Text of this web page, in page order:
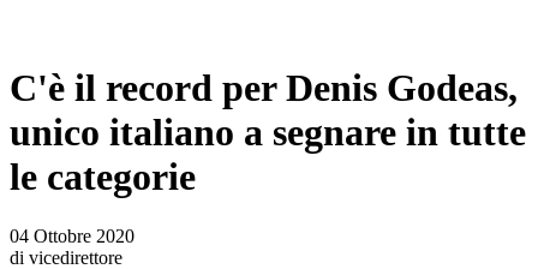
C'è il record per Denis Godeas,
unico italiano a segnare in tutte
le categorie
04 Ottobre 2020
di vicedirettore